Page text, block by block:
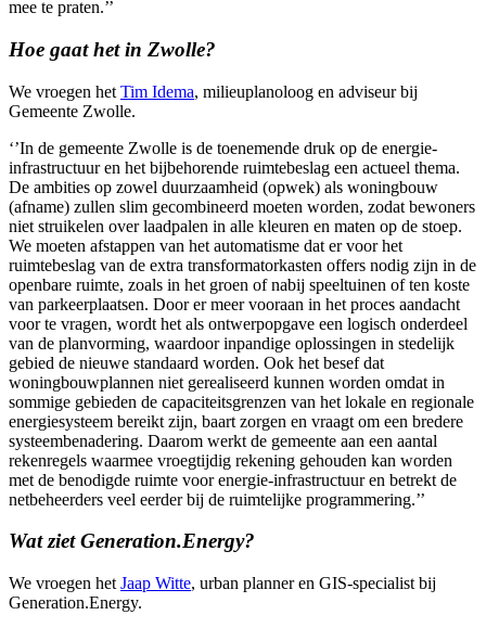
mee te praten.’’
Hoe gaat het in Zwolle?
We vroegen het Tim Idema, milieuplanoloog en adviseur bij
Gemeente Zwolle.
‘’In de gemeente Zwolle is de toenemende druk op de energie-
infrastructuur en het bijbehorende ruimtebeslag een actueel thema.
De ambities op zowel duurzaamheid (opwek) als woningbouw
(afname) zullen slim gecombineerd moeten worden, zodat bewoners
niet struikelen over laadpalen in alle kleuren en maten op de stoep.
We moeten afstappen van het automatisme dat er voor het
ruimtebeslag van de extra transformatorkasten offers nodig zijn in de
openbare ruimte, zoals in het groen of nabij speeltuinen of ten koste
van parkeerplaatsen. Door er meer vooraan in het proces aandacht
voor te vragen, wordt het als ontwerpopgave een logisch onderdeel
van de planvorming, waardoor inpandige oplossingen in stedelijk
gebied de nieuwe standaard worden. Ook het besef dat
woningbouwplannen niet gerealiseerd kunnen worden omdat in
sommige gebieden de capaciteitsgrenzen van het lokale en regionale
energiesysteem bereikt zijn, baart zorgen en vraagt om een bredere
systeembenadering. Daarom werkt de gemeente aan een aantal
rekenregels waarmee vroegtijdig rekening gehouden kan worden
met de benodigde ruimte voor energie-infrastructuur en betrekt de
netbeheerders veel eerder bij de ruimtelijke programmering.’’
Wat ziet Generation.Energy?
We vroegen het Jaap Witte, urban planner en GIS-specialist bij
Generation.Energy.